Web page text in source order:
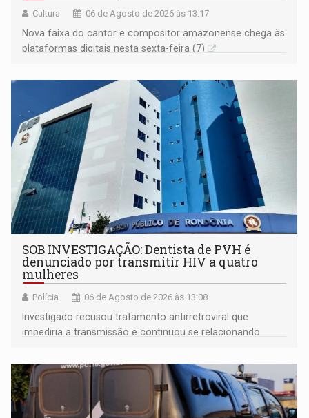
Cultura 06 de Agosto de 2026 às 13:17
Nova faixa do cantor e compositor amazonense chega às
plataformas digitais nesta sexta-feira (7)
SOB INVESTIGAÇÃO: Dentista de PVH é
denunciado por transmitir HIV a quatro
mulheres
Polícia 06 de Agosto de 2026 às 13:08
Investigado recusou tratamento antirretroviral que
impediria a transmissão e continuou se relacionando